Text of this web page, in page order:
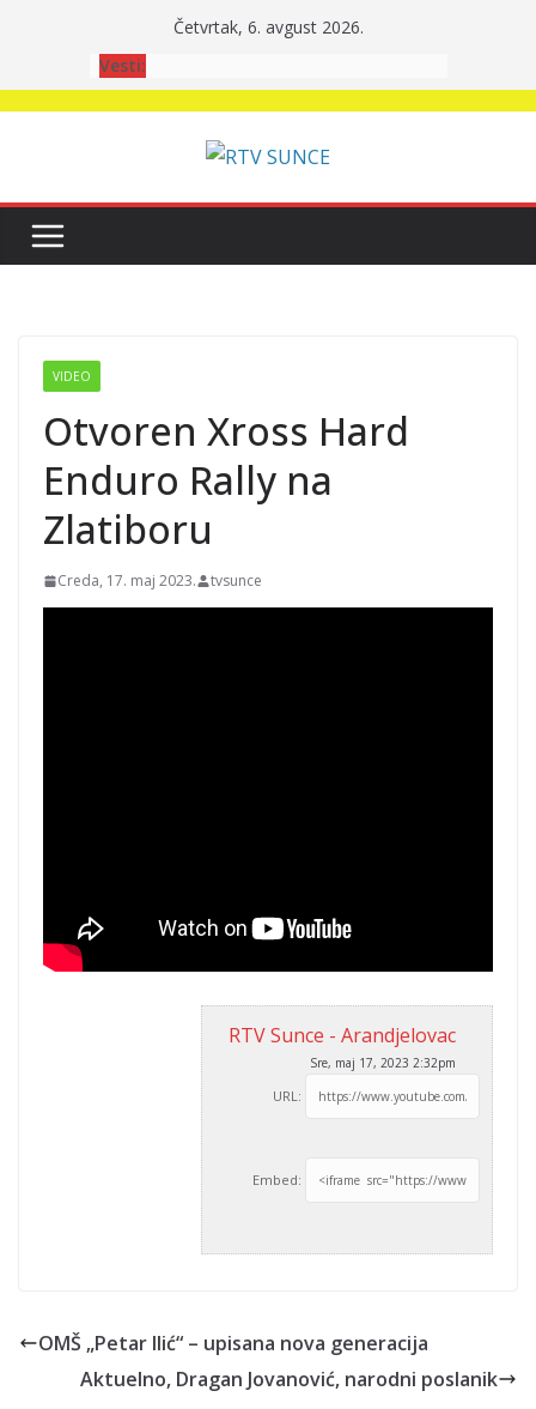
Četvrtak, 6. avgust 2026.
Vesti:
VIDEO
Otvoren Xross Hard
Enduro Rally na
Zlatiboru
Creda, 17. maj 2023. tvsunce
RTV Sunce - Arandjelovac
Sre, maj 17, 2023 2:32pm
URL:
Embed:
OMŠ „Petar Ilić“ – upisana nova generacija
Aktuelno, Dragan Jovanović, narodni poslanik